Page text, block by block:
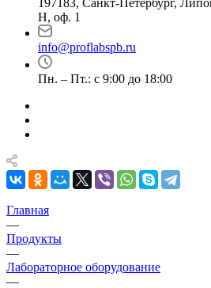
197183, Санкт-Петербург,
Н, оф. 1
info@proflabspb.ru
Пн. – Пт.: с 9:00 до 18:00
Главная
—
Продукты
—
Лабораторное оборудование
—